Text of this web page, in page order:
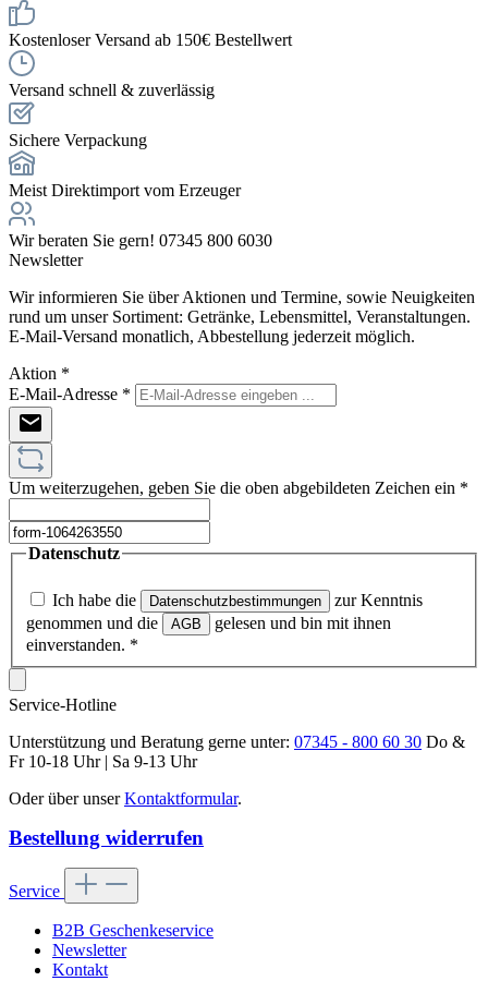
Kostenloser Versand ab 150€ Bestellwert
Versand schnell & zuverlässig
Sichere Verpackung
Meist Direktimport vom Erzeuger
Wir beraten Sie gern! 07345 800 6030
Newsletter
Wir informieren Sie über Aktionen und Termine, sowie Neuigkeiten
rund um unser Sortiment: Getränke, Lebensmittel, Veranstaltungen.
E-Mail-Versand monatlich, Abbestellung jederzeit möglich.
Aktion *
E-Mail-Adresse *
Um weiterzugehen, geben Sie die oben abgebildeten Zeichen ein *
Datenschutz
Ich habe die Datenschutzbestimmungen
zur Kenntnis
genommen und die
AGB
gelesen und bin mit ihnen
einverstanden. *
Service-Hotline
Unterstützung und Beratung gerne unter: 07345 - 800 60 30 Do &
Fr 10-18 Uhr | Sa 9-13 Uhr
Oder über unserKontaktformular.
Bestellung widerrufen
Service
B2B Geschenkeservice
Newsletter
Kontakt